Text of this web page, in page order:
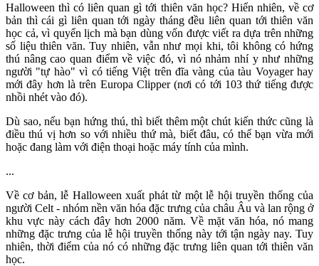
Halloween thì có liên quan gì tới thiên văn học? Hiển nhiên, về cơ
bản thì cái gì liên quan tới ngày tháng đều liên quan tới thiên văn
học cả, vì quyển lịch mà bạn dùng vốn được viết ra dựa trên những
số liệu thiên văn. Tuy nhiên, vẫn như mọi khi, tôi không có hứng
thú nâng cao quan điểm về việc đó, vì nó nhảm nhí y như những
người "tự hào" vì có tiếng Việt trên đĩa vàng của tàu Voyager hay
mới đây hơn là trên Europa Clipper (nơi có tới 103 thứ tiếng được
nhồi nhét vào đó).
Dù sao, nếu bạn hứng thú, thì biết thêm một chút kiến thức cũng là
điều thú vị hơn so với nhiều thứ mà, biết đâu, có thể bạn vừa mới
hoặc đang làm với điện thoại hoặc máy tính của mình.
...
Về cơ bản, lễ Halloween xuất phát từ một lễ hội truyền thống của
người Celt - nhóm nền văn hóa đặc trưng của châu Âu và lan rộng ở
khu vực này cách đây hơn 2000 năm. Về mặt văn hóa, nó mang
những đặc trưng của lễ hội truyền thống này tới tận ngày nay. Tuy
nhiên, thời điểm của nó có những đặc trưng liên quan tới thiên văn
học.